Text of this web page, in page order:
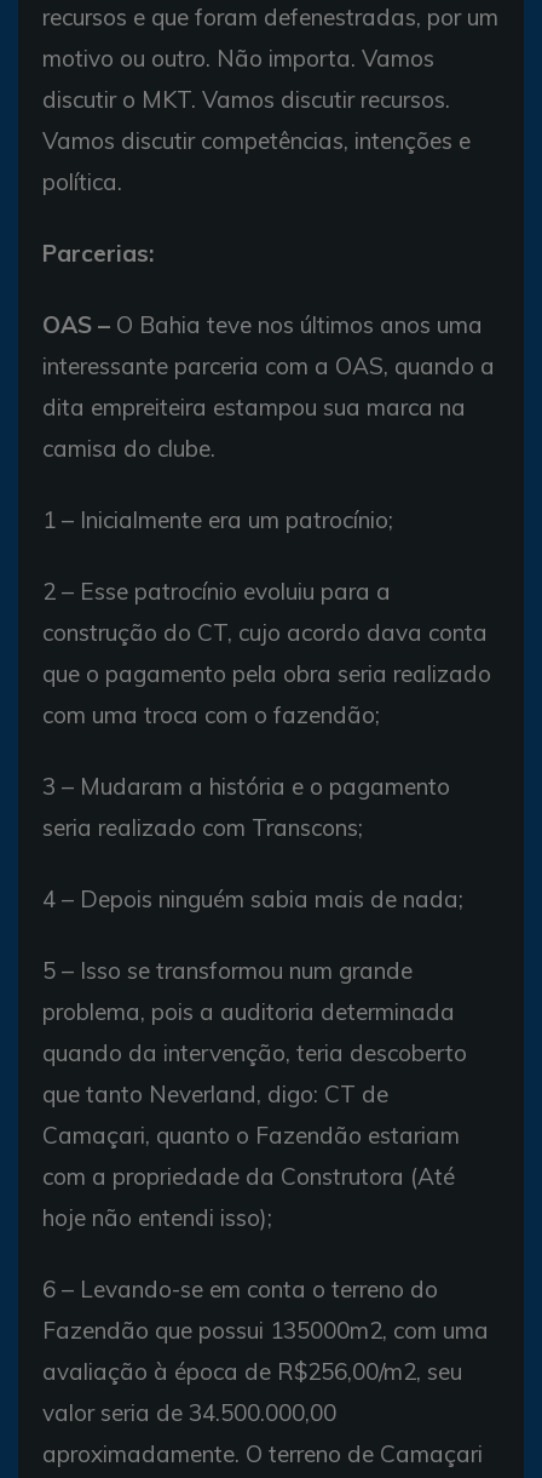
recursos e que foram defenestradas, por um
motivo ou outro. Não importa. Vamos
discutir o MKT. Vamos discutir recursos.
Vamos discutir competências, intenções e
política.
Parcerias:
OAS – O Bahia teve nos últimos anos uma
interessante parceria com a OAS, quando a
dita empreiteira estampou sua marca na
camisa do clube.
1 – Inicialmente era um patrocínio;
2 – Esse patrocínio evoluiu para a
construção do CT, cujo acordo dava conta
que o pagamento pela obra seria realizado
com uma troca com o fazendão;
3 – Mudaram a história e o pagamento
seria realizado com Transcons;
4 – Depois ninguém sabia mais de nada;
5 – Isso se transformou num grande
problema, pois a auditoria determinada
quando da intervenção, teria descoberto
que tanto Neverland, digo: CT de
Camaçari, quanto o Fazendão estariam
com a propriedade da Construtora (Até
hoje não entendi isso);
6 – Levando-se em conta o terreno do
Fazendão que possui 135000m2, com uma
avaliação à época de R$256,00/m2, seu
valor seria de 34.500.000,00
aproximadamente. O terreno de Camaçari